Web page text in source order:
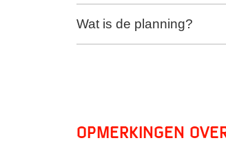
Wat is de planning?
Opmerkingen